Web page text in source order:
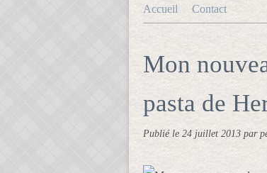
Accueil Contact
Mon
pasta de
Publié le 24 juillet 2013 par